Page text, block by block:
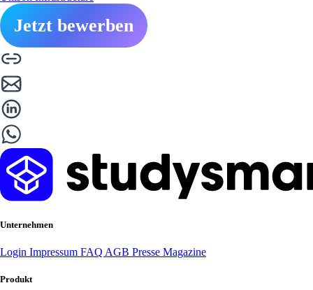
Jetzt bewerben
Unternehmen
Login Impressum FAQ AGB Presse Magazine
Produkt